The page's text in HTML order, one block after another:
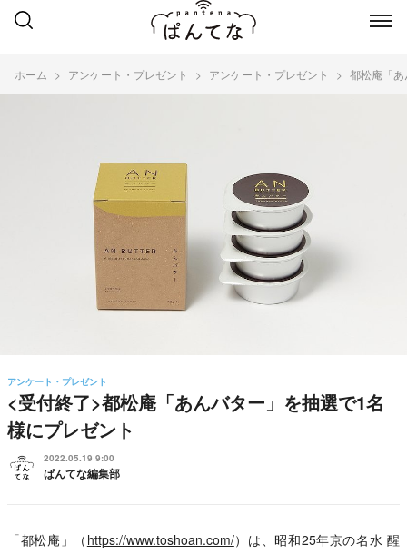
ホーム アンケート・プレゼント アンケート・プレゼント 都松庵「
アンケート・プレゼント
<受付終了>都松庵「あんバター」を抽選で1名
様にプレゼント
2022.05.19 9:00
ぱんてな編集部
「都松庵」（ https://www.toshoan.com/）は、昭和25年京の名水 醒